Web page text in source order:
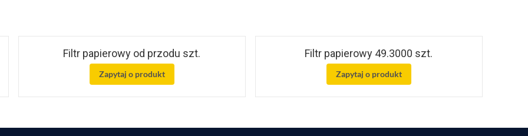
Filtr papierowy od przodu szt.
Zapytaj o produkt
Filtr papierowy 49.3000 szt.
Zapytaj o produkt